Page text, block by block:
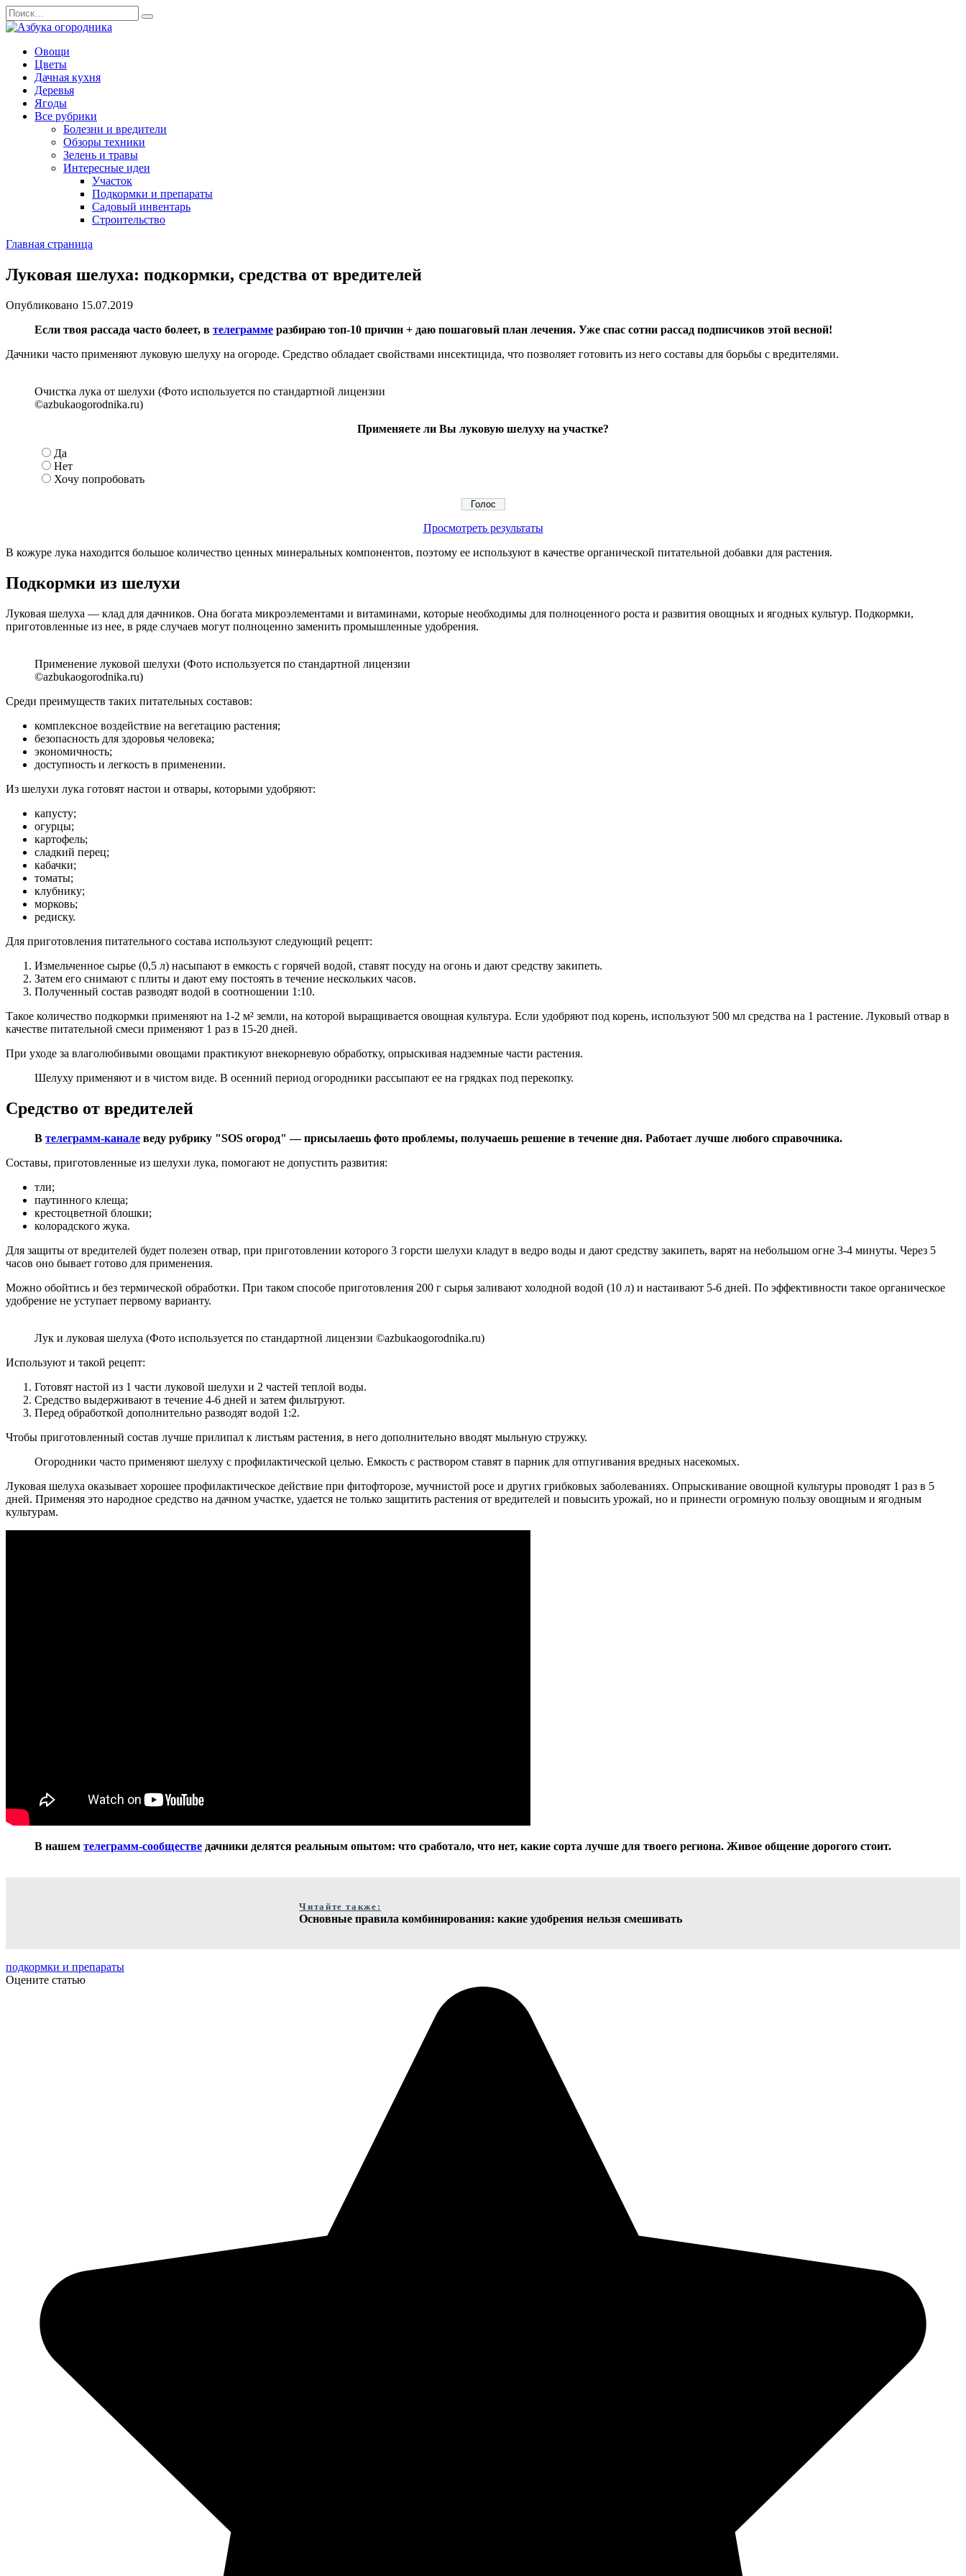
Перейти
к
содержанию
Search
for:
Овощи
Цветы
Дачная кухня
Деревья
Ягоды
Все рубрики
Болезни и вредители
Обзоры техники
Зелень и травы
Интересные идеи
Участок
Подкормки и препараты
Садовый инвентарь
Строительство
Главная страница
Луковая шелуха: подкормки, средства от вредителей
Опубликовано 15.07.2019
Если твоя рассада часто болеет, в телеграмме разбираю топ-10 причин + даю пошаговый план лечения. Уже спас сотни рассад подписчиков этой весной!
Дачники часто применяют луковую шелуху на огороде. Средство обладает свойствами инсектицида, что позволяет готовить из него составы для борьбы с вредителями.
Очистка лука от шелухи (Фото используется по стандартной лицензии
©azbukaogorodnika.ru)
Применяете ли Вы луковую шелуху на участке?
Да
Нет
Хочу попробовать
Просмотреть результаты
В кожуре лука находится большое количество ценных минеральных компонентов, поэтому ее используют в качестве органической питательной добавки для растения.
Подкормки из шелухи
Луковая шелуха — клад для дачников. Она богата микроэлементами и витаминами, которые необходимы для полноценного роста и развития овощных и ягодных культур. Подкормки,
приготовленные из нее, в ряде случаев могут полноценно заменить промышленные удобрения.
Применение луковой шелухи (Фото используется по стандартной лицензии
©azbukaogorodnika.ru)
Среди преимуществ таких питательных составов:
комплексное воздействие на вегетацию растения;
безопасность для здоровья человека;
экономичность;
доступность и легкость в применении.
Из шелухи лука готовят настои и отвары, которыми удобряют:
капусту;
огурцы;
картофель;
сладкий перец;
кабачки;
томаты;
клубнику;
морковь;
редиску.
Для приготовления питательного состава используют следующий рецепт:
Измельченное сырье (0,5 л) насыпают в емкость с горячей водой, ставят посуду на огонь и дают средству закипеть.
Затем его снимают с плиты и дают ему постоять в течение нескольких часов.
Полученный состав разводят водой в соотношении 1:10.
Такое количество подкормки применяют на 1-2 м² земли, на которой выращивается овощная культура. Если удобряют под корень, используют 500 мл средства на 1 растение. Луковый отвар в
качестве питательной смеси применяют 1 раз в 15-20 дней.
При уходе за влаголюбивыми овощами практикуют внекорневую обработку, опрыскивая надземные части растения.
Шелуху применяют и в чистом виде. В осенний период огородники рассыпают ее на грядках под перекопку.
Средство от вредителей
В телеграмм-канале веду рубрику "SOS огород" — присылаешь фото проблемы, получаешь решение в течение дня. Работает лучше любого справочника.
Составы, приготовленные из шелухи лука, помогают не допустить развития:
тли;
паутинного клеща;
крестоцветной блошки;
колорадского жука.
Для защиты от вредителей будет полезен отвар, при приготовлении которого 3 горсти шелухи кладут в ведро воды и дают средству закипеть, варят на небольшом огне 3-4 минуты. Через 5
часов оно бывает готово для применения.
Можно обойтись и без термической обработки. При таком способе приготовления 200 г сырья заливают холодной водой (10 л) и настаивают 5-6 дней. По эффективности такое органическое
удобрение не уступает первому варианту.
Лук и луковая шелуха (Фото используется по стандартной лицензии ©azbukaogorodnika.ru)
Используют и такой рецепт:
Готовят настой из 1 части луковой шелухи и 2 частей теплой воды.
Средство выдерживают в течение 4-6 дней и затем фильтруют.
Перед обработкой дополнительно разводят водой 1:2.
Чтобы приготовленный состав лучше прилипал к листьям растения, в него дополнительно вводят мыльную стружку.
Огородники часто применяют шелуху с профилактической целью. Емкость с раствором ставят в парник для отпугивания вредных насекомых.
Луковая шелуха оказывает хорошее профилактическое действие при фитофторозе, мучнистой росе и других грибковых заболеваниях. Опрыскивание овощной культуры проводят 1 раз в 5
дней. Применяя это народное средство на дачном участке, удается не только защитить растения от вредителей и повысить урожай, но и принести огромную пользу овощным и ягодным
культурам.
В нашем телеграмм-сообществе дачники делятся реальным опытом: что сработало, что нет, какие сорта лучше для твоего региона. Живое общение дорогого стоит.
Читайте также:
Основные правила комбинирования: какие удобрения нельзя смешивать
подкормки и препараты
Оцените статью